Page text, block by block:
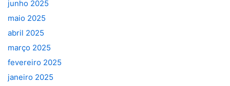
junho 2025
maio 2025
abril 2025
março 2025
fevereiro 2025
janeiro 2025